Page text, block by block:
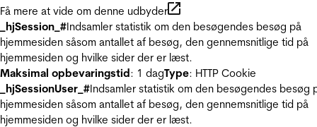
Få mere at vide om denne udbyder
_hjSession_#Indsamler statistik om den besøgendes besøg på
hjemmesiden såsom antallet af besøg, den gennemsnitlige tid på
hjemmesiden og hvilke sider der er læst.
Maksimal opbevaringstid: 1 dagType: HTTP Cookie
_hjSessionUser_#Indsamler statistik om den besøgendes besøg
hjemmesiden såsom antallet af besøg, den gennemsnitlige tid på
hjemmesiden og hvilke sider der er læst.